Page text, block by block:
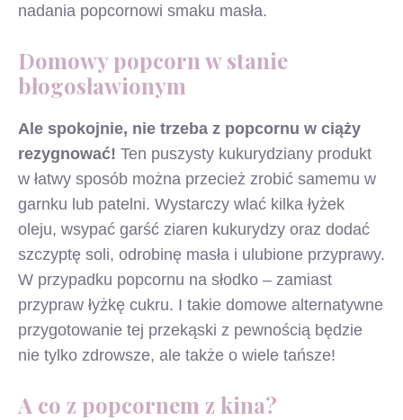
nadania popcornowi smaku masła.
Domowy popcorn w stanie
błogosławionym
Ale spokojnie, nie trzeba z popcornu w ciąży
rezygnować! Ten puszysty kukurydziany produkt
w łatwy sposób można przecież zrobić samemu w
garnku lub patelni. Wystarczy wlać kilka łyżek
oleju, wsypać garść ziaren kukurydzy oraz dodać
szczyptę soli, odrobinę masła i ulubione przyprawy.
W przypadku popcornu na słodko – zamiast
przypraw łyżkę cukru. I takie domowe alternatywne
przygotowanie tej przekąski z pewnością będzie
nie tylko zdrowsze, ale także o wiele tańsze!
A co z popcornem z kina?